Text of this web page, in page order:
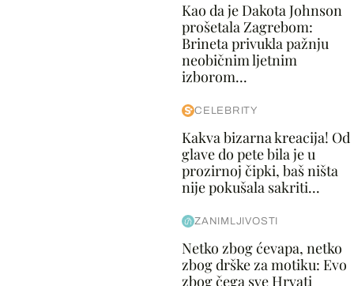
Kao da je Dakota Johnson
prošetala Zagrebom:
Brineta privukla pažnju
neobičnim ljetnim
izborom...
CELEBRITY
Kakva bizarna kreacija! Od
glave do pete bila je u
prozirnoj čipki, baš ništa
nije pokušala sakriti...
ZANIMLJIVOSTI
Netko zbog ćevapa, netko
zbog drške za motiku: Evo
zbog čega sve Hrvati